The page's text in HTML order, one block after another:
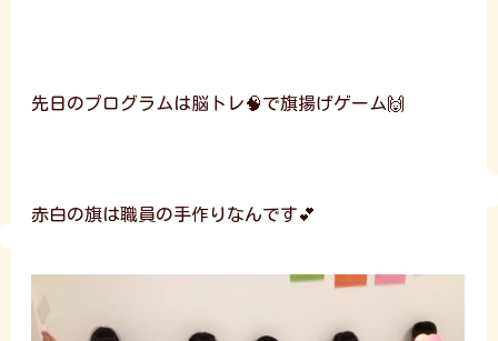
先日のプログラムは脳トレ🧠で旗揚げゲーム🙌
赤白の旗は職員の手作りなんです💕